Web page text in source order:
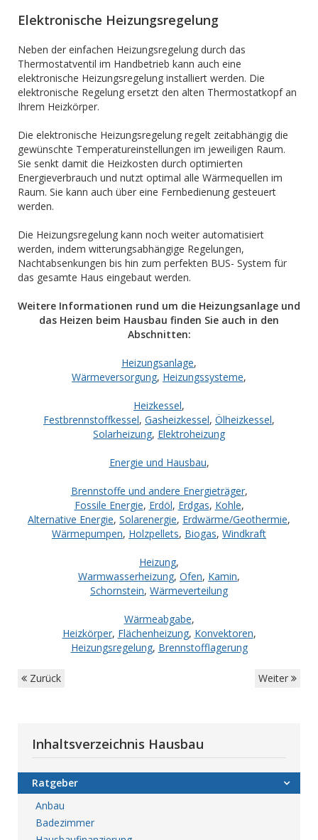
Elektronische Heizungsregelung
Neben der einfachen Heizungsregelung durch das
Thermostatventil im Handbetrieb kann auch eine
elektronische Heizungsregelung installiert werden. Die
elektronische Regelung ersetzt den alten Thermostatkopf an
Ihrem Heizkörper.
Die elektronische Heizungsregelung regelt zeitabhängig die
gewünschte Temperatureinstellungen im jeweiligen Raum.
Sie senkt damit die Heizkosten durch optimierten
Energieverbrauch und nutzt optimal alle Wärmequellen im
Raum. Sie kann auch über eine Fernbedienung gesteuert
werden.
Die Heizungsregelung kann noch weiter automatisiert
werden, indem witterungsabhängige Regelungen,
Nachtabsenkungen bis hin zum perfekten BUS- System für
das gesamte Haus eingebaut werden.
Weitere Informationen rund um die Heizungsanlage und
das Heizen beim Hausbau finden Sie auch in den
Abschnitten:
Heizungsanlage,
Wärmeversorgung, Heizungssysteme,
Heizkessel,
Festbrennstoffkessel, Gasheizkessel, Ölheizkessel,
Solarheizung, Elektroheizung
Energie und Hausbau,
Brennstoffe und andere Energieträger,
Fossile Energie, Erdöl, Erdgas, Kohle,
Alternative Energie, Solarenergie, Erdwärme/Geothermie,
Wärmepumpen, Holzpellets, Biogas, Windkraft
Heizung,
Warmwasserheizung, Ofen, Kamin,
Schornstein, Wärmeverteilung
Wärmeabgabe,
Heizkörper, Flächenheizung, Konvektoren,
Heizungsregelung, Brennstofflagerung
Zurück Weiter
Inhaltsverzeichnis Hausbau
Ratgeber
Anbau
Badezimmer